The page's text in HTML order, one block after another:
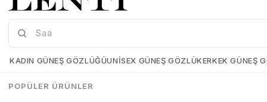
Mia-Maria-OF127-C2-56 Mia-Maria-OF126-C3-56
KADIN GÜNEŞ GÖZLÜĞÜUNISEX GÜNEŞ GÖZLÜKERKEK GÜNEŞ
POPÜLER ÜRÜNLER